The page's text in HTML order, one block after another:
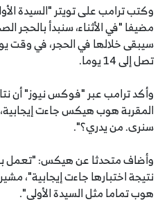
وكتب ترامب على تويتر "السيدة
مضيفا "في الأثناء، سنبدأ بالحجر
سيبقى خلالها في الحجر، في وقت
تصل إلى 14 يوما.
المقربة هوب هيكس جاءت إيجابية،
سنرى. من يدري؟".
وأضاف متحدثا عن هيكس: "تعمل
نتيجة اختبارها جاءت إيجابية"،
هوب تماما مثل السيدة الأولى".